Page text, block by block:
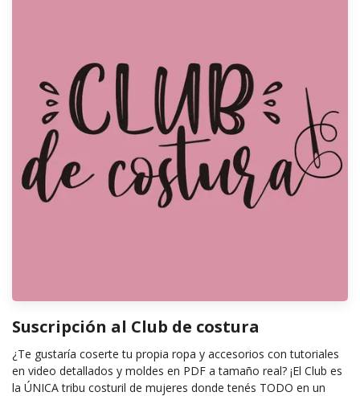
Suscripción al Club de costura
¿Te gustaría coserte tu propia ropa y accesorios con tutoriales
en video detallados y moldes en PDF a tamaño real? ¡El Club es
la ÚNICA tribu costuril de mujeres donde tenés TODO en un